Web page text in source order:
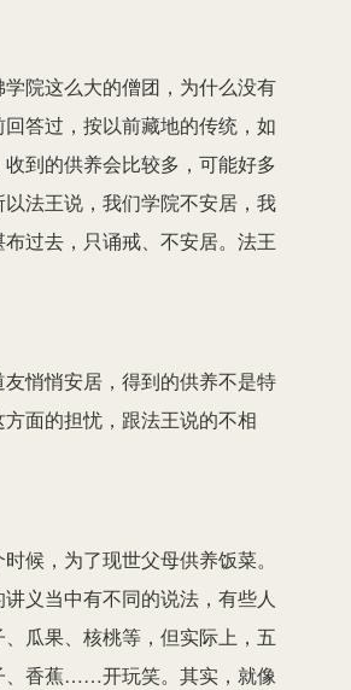
院这么大的僧团，为什么没有
答过，按以前藏地的传统，如
到的供养会比较多，可能好多
法王说，我们学院不安居，我
过去，只诵戒、不安居。法王
悄悄安居，得到的供养不是特
面的担忧，跟法王说的不相
候，为了现世父母供养饭菜。
义当中有不同的说法，有些人
瓜果、核桃等，但实际上，五
、香蕉……开玩笑。其实，就像